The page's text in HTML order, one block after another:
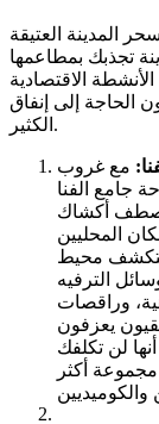
المدينة العتيقة
تجذبك بمطاعمها
الاقتصادية
الحاجة إلى إنفاق
الكثير.
مع غروب
جامع الفنا
تصطف أكشاك
المحليين
محيط
الترفيه
وراقصات
يعزفون
لن تكلفك
أكثر